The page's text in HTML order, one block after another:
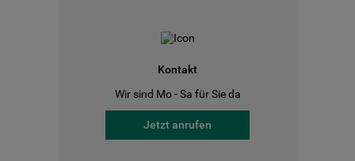
Kontakt
Wir sind Mo - Sa für Sie da
Jetzt anrufen